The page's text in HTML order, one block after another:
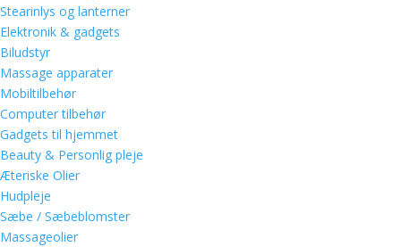
Stearinlys og lanterner
Elektronik & gadgets
Biludstyr
Massage apparater
Mobiltilbehør
Computer tilbehør
Gadgets til hjemmet
Beauty & Personlig pleje
Æteriske Olier
Hudpleje
Sæbe / Sæbeblomster
Massageolier